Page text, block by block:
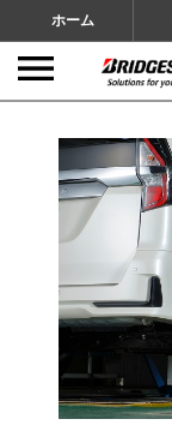
ホーム